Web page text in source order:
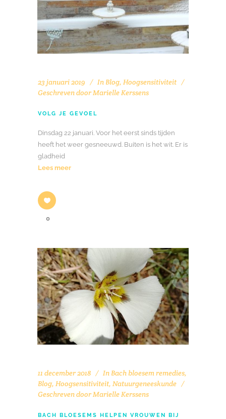
23 januari 2019 In Blog, Hoogsensitiviteit
Geschreven doorMarielle Kerssens
VOLG JE GEVOEL
Dinsdag 22 januari. Voor het eerst sinds tijden
heeft het weer gesneeuwd. Buiten is het wit. Er is
gladheid
Lees meer
0
11 december 2018 In Bach bloesem remedies,
Blog, Hoogsensitiviteit, Natuurgeneeskunde
Geschreven doorMarielle Kerssens
BACH BLOESEMS HELPEN VROUWEN BIJ